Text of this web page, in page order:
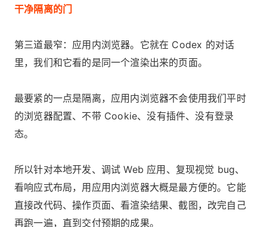
干净隔离的门
第三道最窄：应用内浏览器。它就在 Codex 的对话
里，我们和它看的是同一个渲染出来的页面。
最要紧的一点是隔离，应用内浏览器不会使用我们平时
的浏览器配置、不带 Cookie、没有插件、没有登录
态。
所以针对本地开发、调试 Web 应用、复现视觉 bug、
看响应式布局，用应用内浏览器大概是最方便的。它能
直接改代码、操作页面、看渲染结果、截图，改完自己
再跑一遍，直到交付预期的成果。